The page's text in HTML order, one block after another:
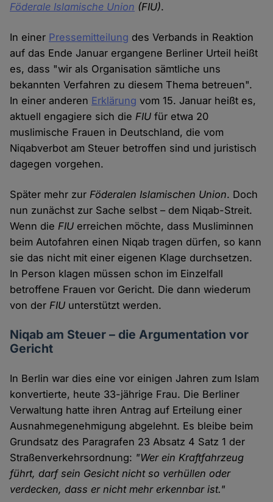
Föderale Islamische Union (FIU).
In einer Pressemitteilung des Verbands in Reaktion
auf das Ende Januar ergangene Berliner Urteil heißt
es, dass "wir als Organisation sämtliche uns
bekannten Verfahren zu diesem Thema betreuen".
In einer anderen Erklärung vom 15. Januar heißt es,
aktuell engagiere sich dieFIU für etwa 20
muslimische Frauen in Deutschland, die vom
Niqabverbot am Steuer betroffen sind und juristisch
dagegen vorgehen.
Später mehr zurFöderalen Islamischen Union. Doch
nun zunächst zur Sache selbst – dem Niqab-Streit.
Wenn dieFIU erreichen möchte, dass Musliminnen
beim Autofahren einen Niqab tragen dürfen, so kann
sie das nicht mit einer eigenen Klage durchsetzen.
In Person klagen müssen schon im Einzelfall
betroffene Frauen vor Gericht. Die dann wiederum
von derFIU unterstützt werden.
Niqab am Steuer – die Argumentation vor
Gericht
In Berlin war dies eine vor einigen Jahren zum Islam
konvertierte, heute 33-jährige Frau. Die Berliner
Verwaltung hatte ihren Antrag auf Erteilung einer
Ausnahmegenehmigung abgelehnt. Es bleibe beim
Grundsatz des Paragrafen 23 Absatz 4 Satz 1 der
Straßenverkehrsordnung: "Wer ein Kraftfahrzeug
führt, darf sein Gesicht nicht so verhüllen oder
verdecken, dass er nicht mehr erkennbar ist."